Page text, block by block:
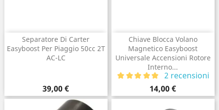
Separatore Di Carter
Easyboost Per Piaggio 50cc 2T
AC-LC
Prezzo
39,00 €
Chiave Blocca Volano
Magnetico Easyboost
Universale Accensioni Rotore
Interno...
Prezzo
14,00 €
2 recensioni